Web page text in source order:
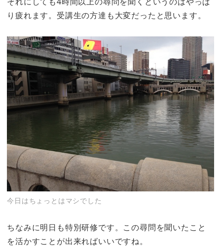
り疲れます。受講生の方達も大変だったと思います。
今日はちょっとはマシでした
ちなみに明日も特別研修です。この尋問を聞いたこと
を活かすことが出来ればいいですね。